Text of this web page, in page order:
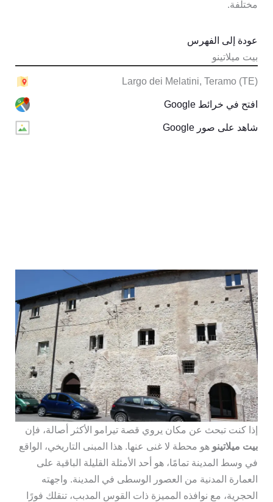
مختلفة.
بيت ميلاتينو
عودة إلى الفهرس
Largo dei Melatini, Teramo (TE)
افتح في خرائط Google
شاهد على صور Google
إذا كنت تبحث عن مكان يروي قصة تيرامو الأكثر أصالة، فإن
بيت ميلاتينو هو محطة لا غنى عنها. هذا المبنى التاريخي، الواقع
في وسط المدينة تمامًا، هو أحد الأمثلة القليلة الباقية على
العمارة المدنية من العصور الوسطى في المدينة. واجهته
الحجرية، مع نوافذه المميزة ذات القوس المدبب، تنقلك فورًا